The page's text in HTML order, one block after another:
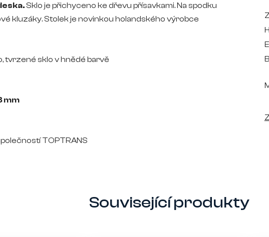
Sklo je přichyceno ke dřevu přísavkami. Na spodku
kluzáky. Stolek je novinkou holandského výrobce
tvrzené sklo v hnědé barvě
mm
TOPTRANS
Související produkty